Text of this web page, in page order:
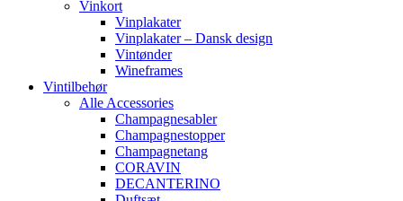
Vinkort
Vinplakater
Vinplakater – Dansk design
Vintønder
Wineframes
Vintilbehør
Alle Accessories
Champagnesabler
Champagnestopper
Champagnetang
CORAVIN
DECANTERINO